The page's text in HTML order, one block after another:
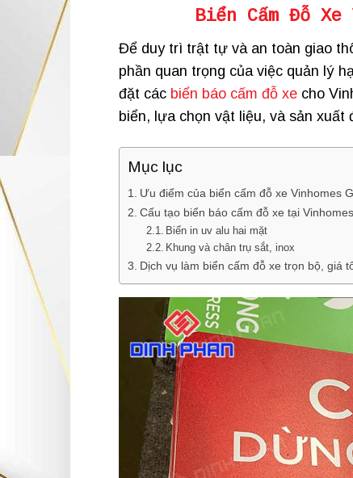
Biển Cấm Đỗ Xe
Để duy trì trật tự và an toàn giao
phần quan trọng của việc quản lý
đặt các biển báo cấm đỗ xe cho
biển, lựa chọn vật liệu, và sản
Mục lục
Ưu điểm của biển cấm đỗ xe Vinhomes
Cấu tạo biển báo cấm đỗ xe tại
Biển in uv alu hai mặt
Khung và chân trụ sắt, inox
Dịch vụ làm biển cấm đỗ xe trọn bộ, giá